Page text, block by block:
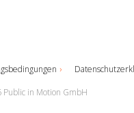
in Motion GmbH